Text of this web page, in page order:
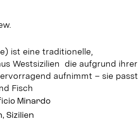
ist eine traditionelle,
Westsizilien die aufgrund ihrer
aufnimmt – sie passt
Fisch
Minardo
Sizilien